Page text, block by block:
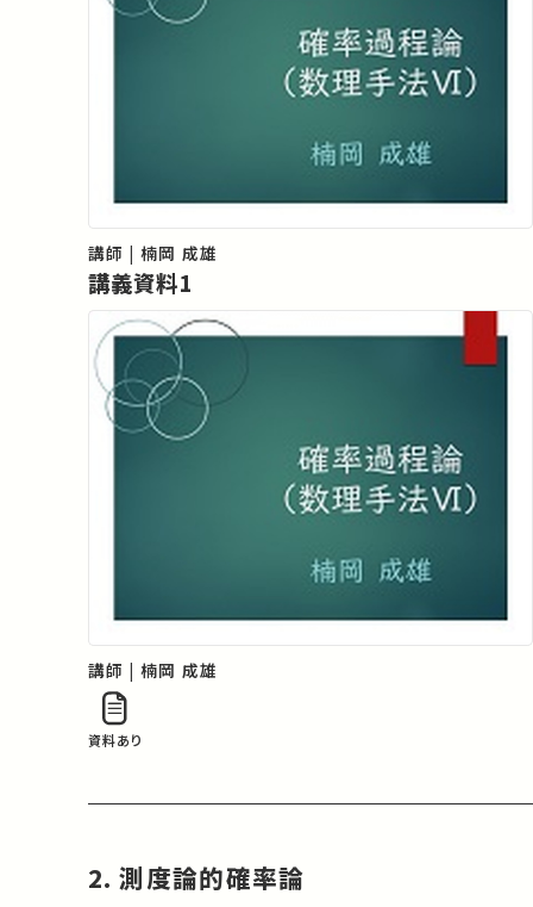
講師 | 楠岡 成雄
講義資料1
講師 | 楠岡 成雄
資料あり
2. 測度論的確率論